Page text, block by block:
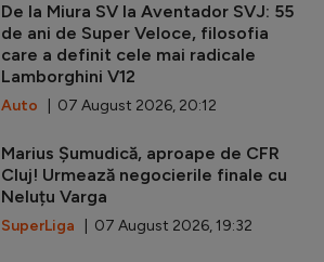
De la Miura SV la Aventador SVJ: 55
de ani de Super Veloce, filosofia
care a definit cele mai radicale
Lamborghini V12
Auto | 07 August 2026, 20:12
Marius Șumudică, aproape de CFR
Cluj! Urmează negocierile finale cu
Neluțu Varga
SuperLiga | 07 August 2026, 19:32